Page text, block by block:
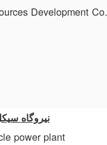
Development Co.
نیروگاه
power plant